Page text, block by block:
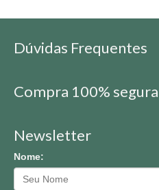
Dúvidas Frequentes
Compra 100% segura
Newsletter
Nome: